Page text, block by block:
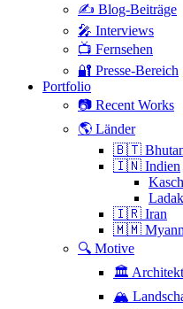
✍️ Blog-Beiträge
🎤 Interviews
📺 Fernsehen
🔐 Presse-Bereich
Portfolio
📷 Recent Works
🌎 Länder
🇧🇹
🇮🇳 Indien
🇮🇷 Iran
🇲🇲
🔍 Motive
🏛
🏔